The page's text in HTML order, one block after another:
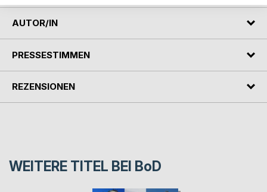
AUTOR/IN
PRESSESTIMMEN
REZENSIONEN
WEITERE TITEL BEI BoD